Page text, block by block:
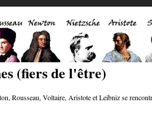
(fiers de l'être)
Rousseau, Voltaire, Aristote et Leibniz se